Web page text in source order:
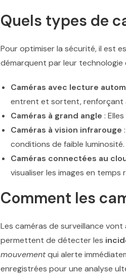
Quels types de
Pour optimiser la sécurité, il est
démarquent par leur technologie
Caméras avec lecture
entrent et sortent, renforçant
Caméras à grand angle :
Caméras à vision infrarouge
conditions de faible luminosité.
Caméras connectées au
visualiser les images en temps
Comment les
Les caméras de surveillance
permettent de détecter les
mouvementqui alerte
enregistrées pour une analyse